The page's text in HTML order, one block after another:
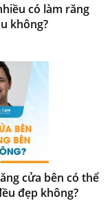
có làm răng
không?
cửa bên có thể
đẹp không?